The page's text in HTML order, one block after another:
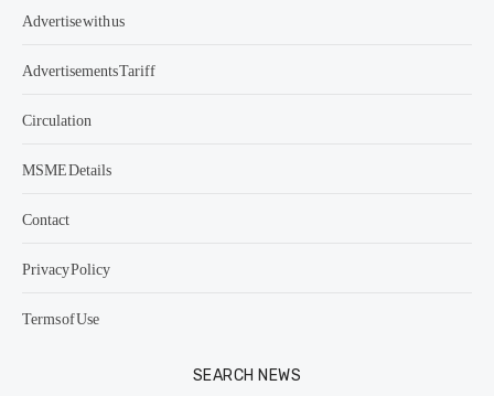
Advertise with us
Advertisements Tariff
Circulation
MSME Details
Contact
Privacy Policy
Terms of Use
SEARCH NEWS